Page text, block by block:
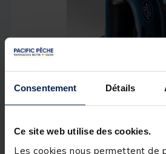
Consentement Détails
Ce site web utilise des cookies.
Les cookies nous permettent de